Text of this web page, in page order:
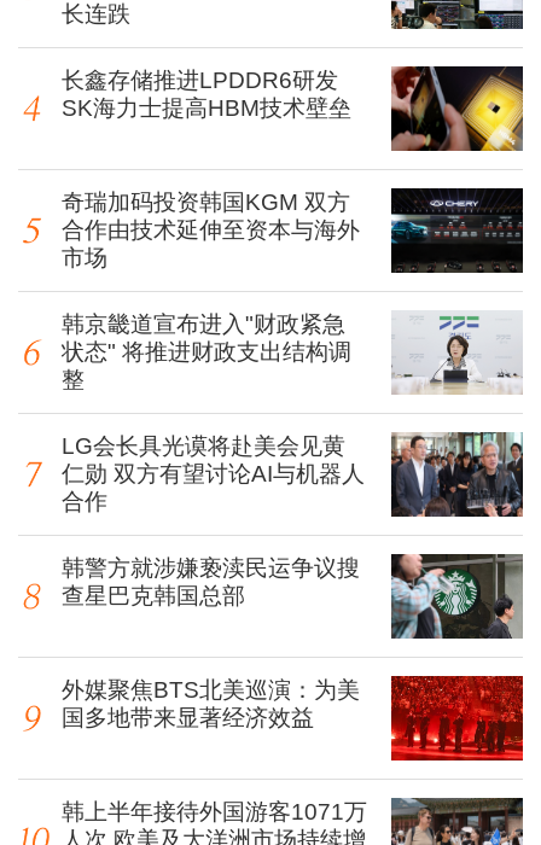
长连跌
长鑫存储推进LPDDR6研发
SK海力士提高HBM技术壁垒
奇瑞加码投资韩国KGM 双方
合作由技术延伸至资本与海外
市场
韩京畿道宣布进入"财政紧急
状态" 将推进财政支出结构调
整
LG会长具光谟将赴美会见黄
仁勋 双方有望讨论AI与机器人
合作
韩警方就涉嫌亵渎民运争议搜
查星巴克韩国总部
外媒聚焦BTS北美巡演：为美
国多地带来显著经济效益
韩上半年接待外国游客1071万
人次 欧美及大洋洲市场持续增